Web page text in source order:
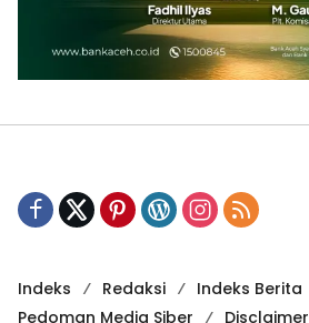
Indeks Redaksi Indeks Berita
Pedoman Media Siber
Disclaimer